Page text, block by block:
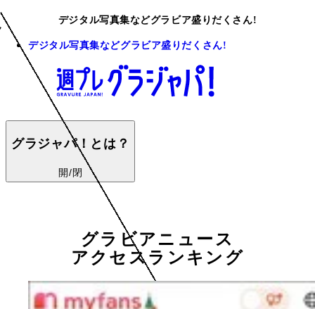
デジタル写真集などグラビア盛りだくさん!
デジタル写真集などグラビア盛りだくさん!
グラジャパ！とは？
開/閉
グラビアニュース
アクセスランキング